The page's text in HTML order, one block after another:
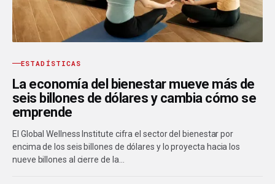
ESTADÍSTICAS
La economía del bienestar mueve más de
seis billones de dólares y cambia cómo se
emprende
El Global Wellness Institute cifra el sector del bienestar por
encima de los seis billones de dólares y lo proyecta hacia los
nueve billones al cierre de la…